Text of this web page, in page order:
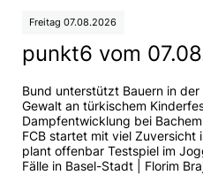
Freitag 07.08.2026
punkt6 vom
Bund unterstützt Bauern in
Gewalt an türkischem
Dampfentwicklung bei
FCB startet mit viel Zuversicht
plant offenbar Testspiel im
Fälle in Basel-Stadt | Florim